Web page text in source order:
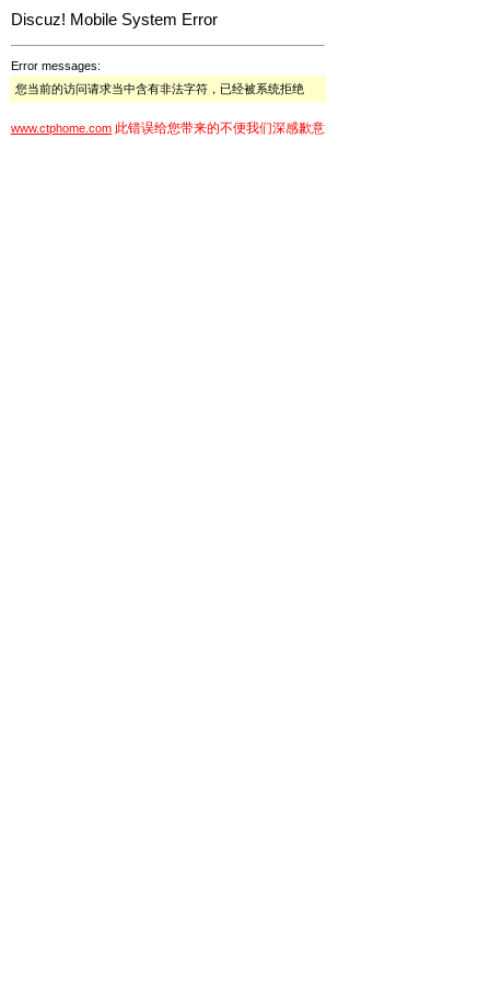
Discuz! Mobile System Error
Error messages:
您当前的访问请求当中含有非法字符，已经被系统拒绝
www.ctphome.com 此错误给您带来的不便我们深感歉意